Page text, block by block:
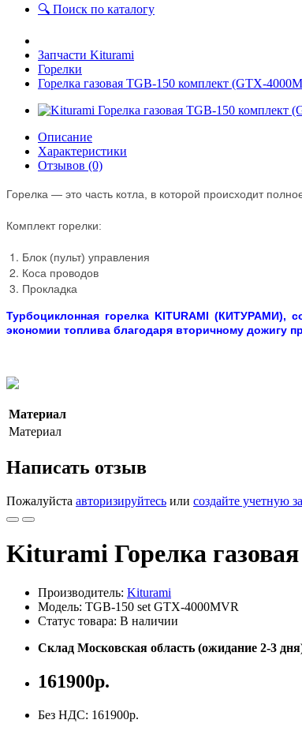
🔍 Поиск по каталогу
Запчасти Kiturami
Горелки
Горелка газовая TGB-150 комплект (GTX-
Описание
Характеристики
Отзывов (0)
Горелка — это часть котла, в которой происходит
Комплект горелки:
Блок (пульт) управления
Коса проводов
Прокладка
Турбоциклонная горелка KITURAMI (КИТУРАМИ),
экономии топлива благодаря вторичному дожигу
Материал
Материал
Написать отзыв
Пожалуйста авторизируйтесь или создайте учетную
Kiturami Горелка
Производитель: Kiturami
Модель: TGB-150 set GTX-4000MVR
Статус товара: В наличии
Склад Московская область (ожидание 2-3
161900р.
Без НДС: 161900р.